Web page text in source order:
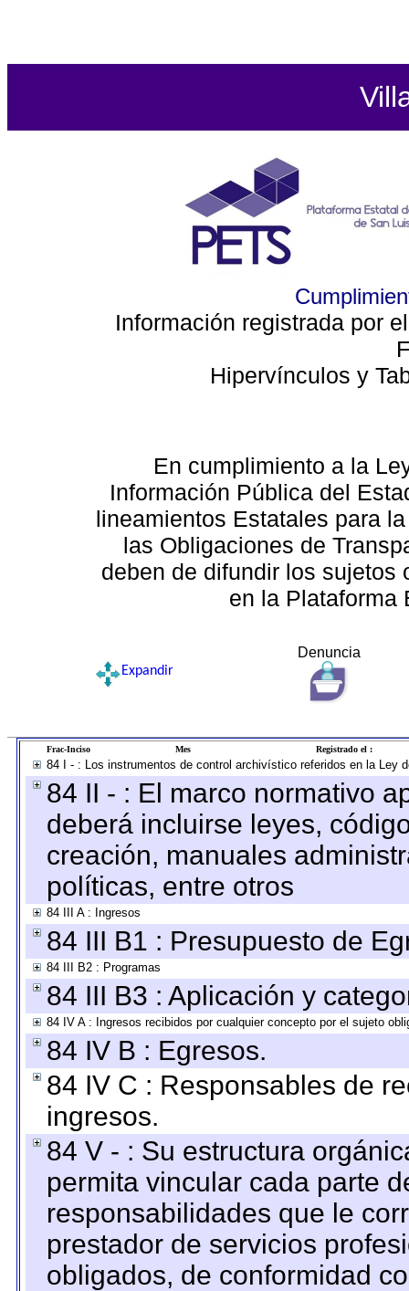
Información registrada por
Hipervínculos y
En cumplimiento a la
Información Pública del
lineamientos Estatales para
las Obligaciones de
deben de difundir los sujetos
en la Plataforma
Denuncia
Expandir
Frac-Inciso Mes Registrado el :
84 I - : Los instrumentos de control archivístico referidos en la Ley
84 II - : El marco normativo
deberá incluirse leyes,
creación, manuales
políticas, entre otros
84 III A : Ingresos
84 III B1 : Presupuesto de
84 III B2 : Programas
84 III B3 : Aplicación y
84 IV A : Ingresos recibidos por cualquier concepto por el sujeto
84 IV B : Egresos.
84 IV C : Responsables de
ingresos.
84 V - : Su estructura
permita vincular cada parte
responsabilidades que le
prestador de servicios
obligados, de conformidad